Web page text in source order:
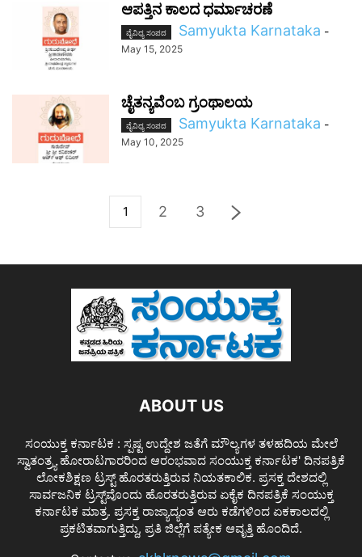
ಆಪತ್ತಿನ ಕಾಲದ ಧರ್ಮಾಚರಣೆ
ವೈವಿಧ್ಯ ಸಂಪದ Samyukta Karnataka -
May 15, 2025
ಚೈತನ್ಯವೆಂಬ ಗ್ರಂಥಾಲಯ
ವೈವಿಧ್ಯ ಸಂಪದ Samyukta Karnataka -
May 10, 2025
1 2 3
ABOUT US
ಸಂಯುಕ್ತ ಕರ್ನಾಟಕ : ಸ್ಪಷ್ಟ ಉದ್ದೇಶ ಜತೆಗೆ ಮೌಲ್ಯಗಳ ತಳಹದಿಯ ಮೇಲೆ
ಸ್ವಾತಂತ್ರ್ಯ ಹೋರಾಟಗಾರರಿಂದ ಆರಂಭವಾದ ಸಂಯುಕ್ತ ಕರ್ನಾಟಕ' ದಿನಪತ್ರಿಕೆ
ಲೋಕಶಿಕ್ಷಣ ಟ್ರಸ್ಟ್ ಹೊರತರುತ್ತಿರುವ ನಿಯತಕಾಲಿಕ. ಪ್ರಸಕ್ತ ದೇಶದಲ್ಲಿ
ಸಾರ್ವಜನಿಕ ಟ್ರಸ್ಟ್‌ವೊಂದು ಹೊರತರುತ್ತಿರುವ ಏಕೈಕ ದಿನಪತ್ರಿಕೆ ಸಂಯುಕ್ತ
ಕರ್ನಾಟಕ ಮಾತ್ರ. ಪ್ರಸಕ್ತ ರಾಜ್ಯಾದ್ಯಂತ ಆರು ಕಡೆಗಳಿಂದ ಏಕಕಾಲದಲ್ಲಿ
ಪ್ರಕಟಿತವಾಗುತ್ತಿದ್ದು, ಪ್ರತಿ ಜಿಲ್ಲೆಗೆ ಪತ್ಯೇಕ ಆವೃತ್ತಿ ಹೊಂದಿದೆ.